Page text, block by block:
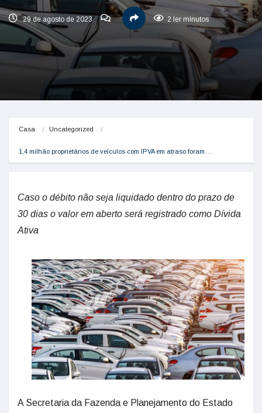
29 de agosto de 2023 2 ler minutos
Casa Uncategorized
1,4 milhão proprietários de veículos com IPVA em atraso foram…
Caso o débito não seja liquidado dentro do prazo de
30 dias o valor em aberto será registrado como Dívida
Ativa
A Secretaria da Fazenda e Planejamento do Estado